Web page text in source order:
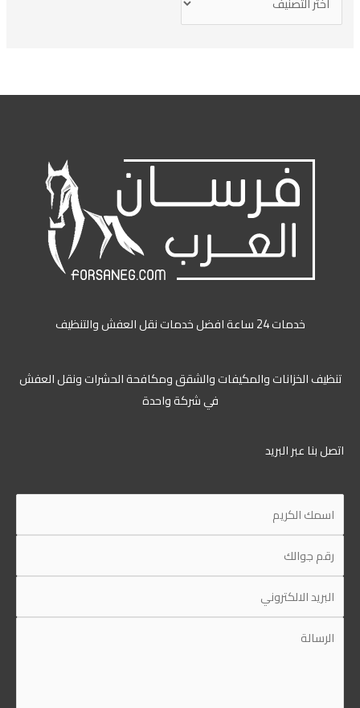
خدمات 24 ساعة افضل خدمات نقل العفش والتنظيف
الخزانات والمكيفات والشقق ومكافحة الحشرات ونقل العفش
في شركة واحدة
بنا عبر البريد